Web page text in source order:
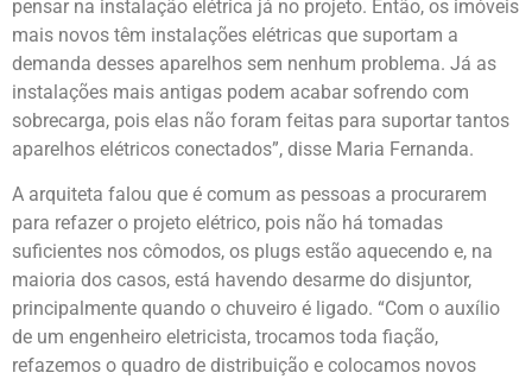
pensar na instalação elétrica já no projeto. Então, os imóveis
mais novos têm instalações elétricas que suportam a
demanda desses aparelhos sem nenhum problema. Já as
instalações mais antigas podem acabar sofrendo com
sobrecarga, pois elas não foram feitas para suportar tantos
aparelhos elétricos conectados”, disse Maria Fernanda.
A arquiteta falou que é comum as pessoas a procurarem
para refazer o projeto elétrico, pois não há tomadas
suficientes nos cômodos, os plugs estão aquecendo e, na
maioria dos casos, está havendo desarme do disjuntor,
principalmente quando o chuveiro é ligado. “Com o auxílio
de um engenheiro eletricista, trocamos toda fiação,
refazemos o quadro de distribuição e colocamos novos